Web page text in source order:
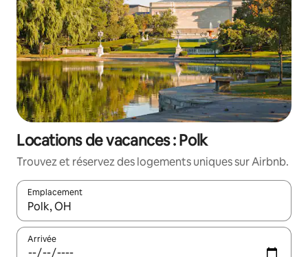
Locations de vacances : Polk
Trouvez et réservez des logements uniques sur Airbnb.
Emplacement
Quand les résultats sont affichés, parcourez-les en utilisant
Arrivée